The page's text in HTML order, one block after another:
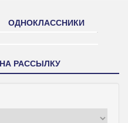
ОДНОКЛАССНИКИ
РАССЫЛКУ